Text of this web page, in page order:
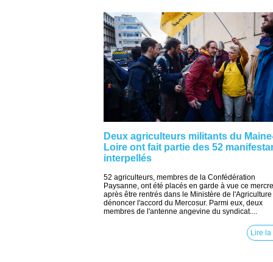
Deux agriculteurs militants du
Loire ont fait partie des 52
interpellés
52 agriculteurs, membres de la Confédération
Paysanne, ont été placés en garde à vue ce
après être rentrés dans le Ministère de
dénoncer l'accord du Mercosur. Parmi eux, deux
membres de l'antenne angevine du syndicat....
Lire la